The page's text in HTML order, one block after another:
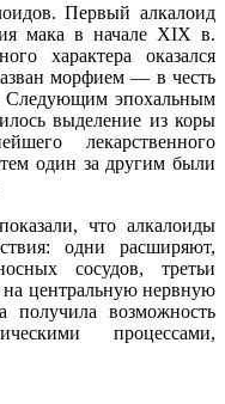
Первый алкалоид
мака в начале XIX в.
характера оказался
морфием — в честь
Следующим эпохальным
выделение из коры
лекарственного
один за другим были
что алкалоиды
одни расширяют,
сосудов, третьи
центральную нервную
получила возможность
процессами,